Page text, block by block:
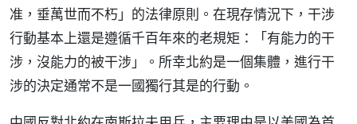
准，垂萬世而不朽」的法律原則。在現存情況下，干涉
行動基本上還是遵循千百年來的老規矩：「有能力的干
涉，沒能力的被干涉」。所幸北約是一個集體，進行干
涉的決定通常不是一國獨行其是的行動。